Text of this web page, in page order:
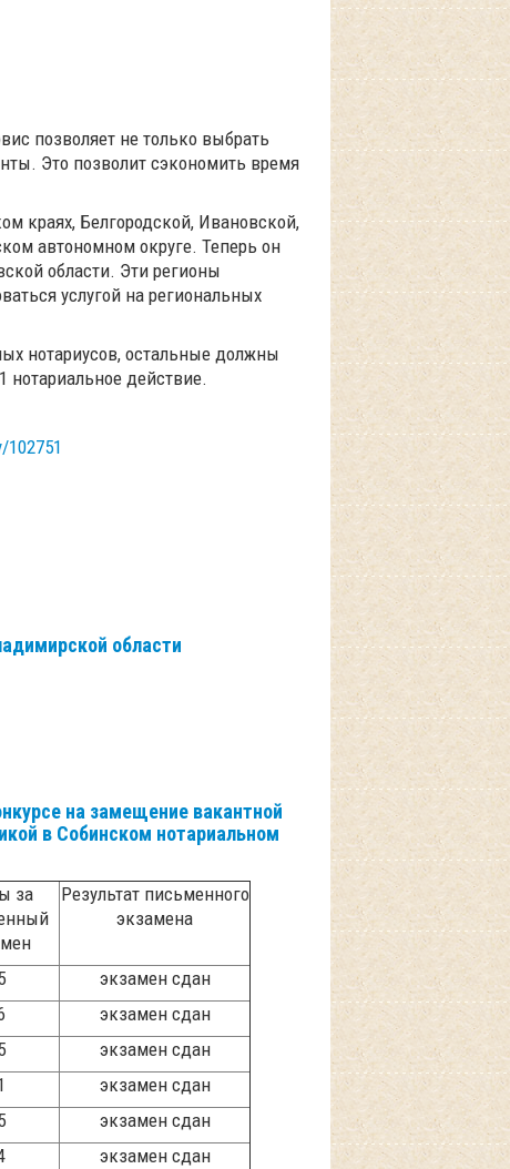
позволяет не только выбрать
Это позволит сэкономить время
краях, Белгородской, Ивановской,
автономном округе. Теперь он
области. Эти регионы
услугой на региональных
нотариусов, остальные должны
действие.
области
на замещение вакантной
в Собинском нотариальном
за
Результат письменного
экзамена
экзамен сдан
экзамен сдан
экзамен сдан
экзамен сдан
экзамен сдан
экзамен сдан